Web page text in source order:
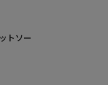
用し、袖付けをアーム
かさを与えるシルケッ
トソー